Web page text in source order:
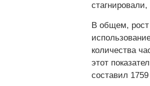
В общем, рост
количества
этот
составил